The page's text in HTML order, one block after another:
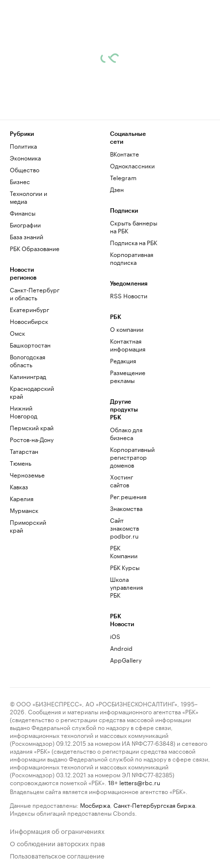
Рубрики
Политика
Экономика
Общество
Бизнес
Технологии и
медиа
Финансы
Биографии
База знаний
РБК Образование
Новости
регионов
Санкт-Петербург
и область
Екатеринбург
Новосибирск
Омск
Башкортостан
Вологодская
область
Калининград
Краснодарский
край
Нижний
Новгород
Пермский край
Ростов-на-Дону
Татарстан
Тюмень
Черноземье
Кавказ
Карелия
Мурманск
Приморский
край
Социальные
сети
ВКонтакте
Одноклассники
Telegram
Дзен
Подписки
Скрыть баннеры
на РБК
Подписка на РБК
Корпоративная
подписка
Уведомления
RSS Новости
РБК
О компании
Контактная
информация
Редакция
Размещение
рекламы
Другие
продукты
РБК
Облако для
бизнеса
Корпоративный
регистратор
доменов
Хостинг
сайтов
Рег.решения
Знакомства
Сайт
знакомств
podbor.ru
РБК
Компании
РБК Курсы
Школа
управления
РБК
РБК
Новости
iOS
Android
AppGallery
© ООО «БИЗНЕСПРЕСС», АО «РОСБИЗНЕСКОНСАЛТИНГ», 1995–
2026. Сообщения и материалы информационного агентства «РБК»
(свидетельство о регистрации средства массовой информации
выдано Федеральной службой по надзору в сфере связи,
информационных технологий и массовых коммуникаций
(Роскомнадзор) 09.12.2015 за номером ИА №ФС77-63848) и сетевого
издания «РБК» (свидетельство о регистрации средства массовой
информации выдано Федеральной службой по надзору в сфере связи,
информационных технологий и массовых коммуникаций
(Роскомнадзор) 03.12.2021 за номером ЭЛ №ФС77-82385)
сопровождаются пометкой «РБК».
18+ letters@rbc.ru
Владельцем сайта является информационное агентство «РБК».
Данные предоставлены: Мосбиржа Санкт-Петербургская биржа
Индексы облигаций предоставлены Cbonds.
Информация об ограничениях
О соблюдении авторских прав
Пользовательское соглашение